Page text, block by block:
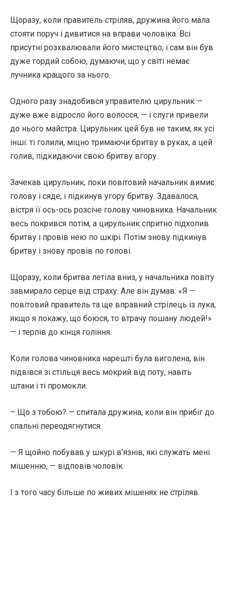
Щоразу, коли правитель стріляв, дружина його мала
стояти поруч і дивитися на вправи чоловіка. Всі
присутні розхвалювали його мистецтво, і сам він був
дуже гордий собою, думаючи, що у світі немає
лучника кращого за нього.
Одного разу знадобився управителю цирульник —
дуже вже відросло його волосся, — і слуги привели
до нього майстра. Цирульник цей був не таким, як усі
інші: ті голили, міцно тримаючи бритву в руках, а цей
голив, підкидаючи свою бритву вгору.
Зачекав цирульник, поки повітовий начальник вимиє
голову і сяде, і підкинув угору бритву. Здавалося,
вістря її ось-ось розсіче голову чиновника. Начальник
весь покрився потім, а цирульник спритно підхопив
бритву і провів нею по шкірі. Потім знову підкинув
бритву і знову провів по голові.
Щоразу, коли бритва летіла вниз, у начальника повіту
завмирало серце від страху. Але він думав: «Я —
повітовий правитель та ще вправний стрілець із лука,
якщо я покажу, що боюся, то втрачу пошану людей!»
— і терпів до кінця гоління.
Коли голова чиновника нарешті була виголена, він
підвівся зі стільця весь мокрий від поту, навіть
штани і ті промокли.
– Що з тобою? — спитала дружина, коли він прибіг до
спальні переодягнутися.
— Я щойно побував у шкурі в’язнів, які служать мені
мішенню, — відповів чоловік.
І з того часу більше по живих мішенях не стріляв.